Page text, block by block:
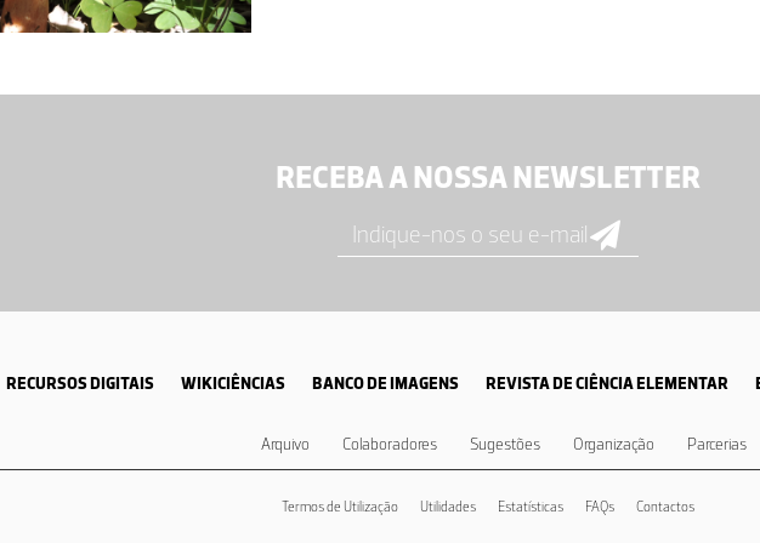
RECEBA A NOSSA NEWSLETTER
RECURSOS DIGITAIS WIKICIÊNCIAS BANCO DE IMAGENS REVISTA DE CIÊNCIA ELEMENTAR
Arquivo Colaboradores Sugestões Organização Parcerias
Termos de Utilização Utilidades Estatísticas FAQs Contactos